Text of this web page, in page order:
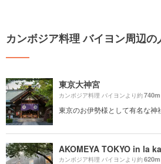
カンボジア料理 バイヨン周辺の
東京大神宮
カンボジア料理 バイヨンより約740m
東京のお伊勢様として有名な神
AKOMEYA TOKYO in la
カンボジア料理 バイヨンより約620m